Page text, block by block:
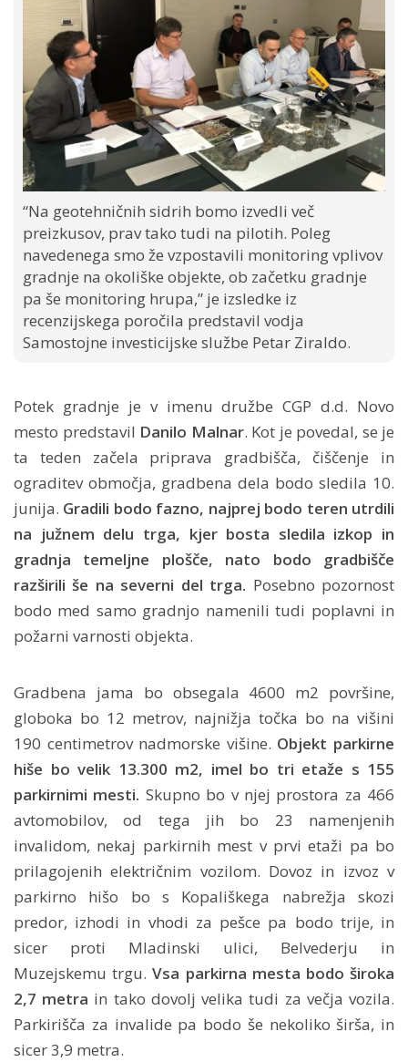
“Na geotehničnih sidrih bomo izvedli več
preizkusov, prav tako tudi na pilotih. Poleg
navedenega smo že vzpostavili monitoring vplivov
gradnje na okoliške objekte, ob začetku gradnje
pa še monitoring hrupa,” je izsledke iz
recenzijskega poročila predstavil vodja
Samostojne investicijske službe Petar Ziraldo.
Potek gradnje je v imenu družbe CGP d.d. Novo
mesto predstavil Danilo Malnar. Kot je povedal, se je
ta teden začela priprava gradbišča, čiščenje in
ograditev območja, gradbena dela bodo sledila 10.
junija. Gradili bodo fazno, najprej bodo teren utrdili
na južnem delu trga, kjer bosta sledila izkop in
gradnja temeljne plošče, nato bodo gradbišče
razširili še na severni del trga. Posebno pozornost
bodo med samo gradnjo namenili tudi poplavni in
požarni varnosti objekta.
Gradbena jama bo obsegala 4600 m2 površine,
globoka bo 12 metrov, najnižja točka bo na višini
190 centimetrov nadmorske višine. Objekt parkirne
hiše bo velik 13.300 m2, imel bo tri etaže s 155
parkirnimi mesti. Skupno bo v njej prostora za 466
avtomobilov, od tega jih bo 23 namenjenih
invalidom, nekaj parkirnih mest v prvi etaži pa bo
prilagojenih električnim vozilom. Dovoz in izvoz v
parkirno hišo bo s Kopališkega nabrežja skozi
predor, izhodi in vhodi za pešce pa bodo trije, in
sicer proti Mladinski ulici, Belvederju in
Muzejskemu trgu.Vsa parkirna mesta bodo široka
2,7 metra in tako dovolj velika tudi za večja vozila.
Parkirišča za invalide pa bodo še nekoliko širša, in
sicer 3,9 metra.